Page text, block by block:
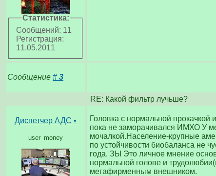
Статистика:
Сообщений: 11
Регистрация:
11.05.2011
Сообщение # 3
RE: Какой фильтр лучьше?
Диспетчер АДС •
user_money
Головка с нормальной прокачкой
пока не заморачивался ИМХО У
мочалкой.Население-крупные
по устойчивости биобаланса не
года. ЗЫ Это личное мнение
нормальной голове и
мегафирменным внешником.